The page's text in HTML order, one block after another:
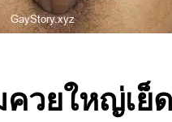
วยใหญ่เย็